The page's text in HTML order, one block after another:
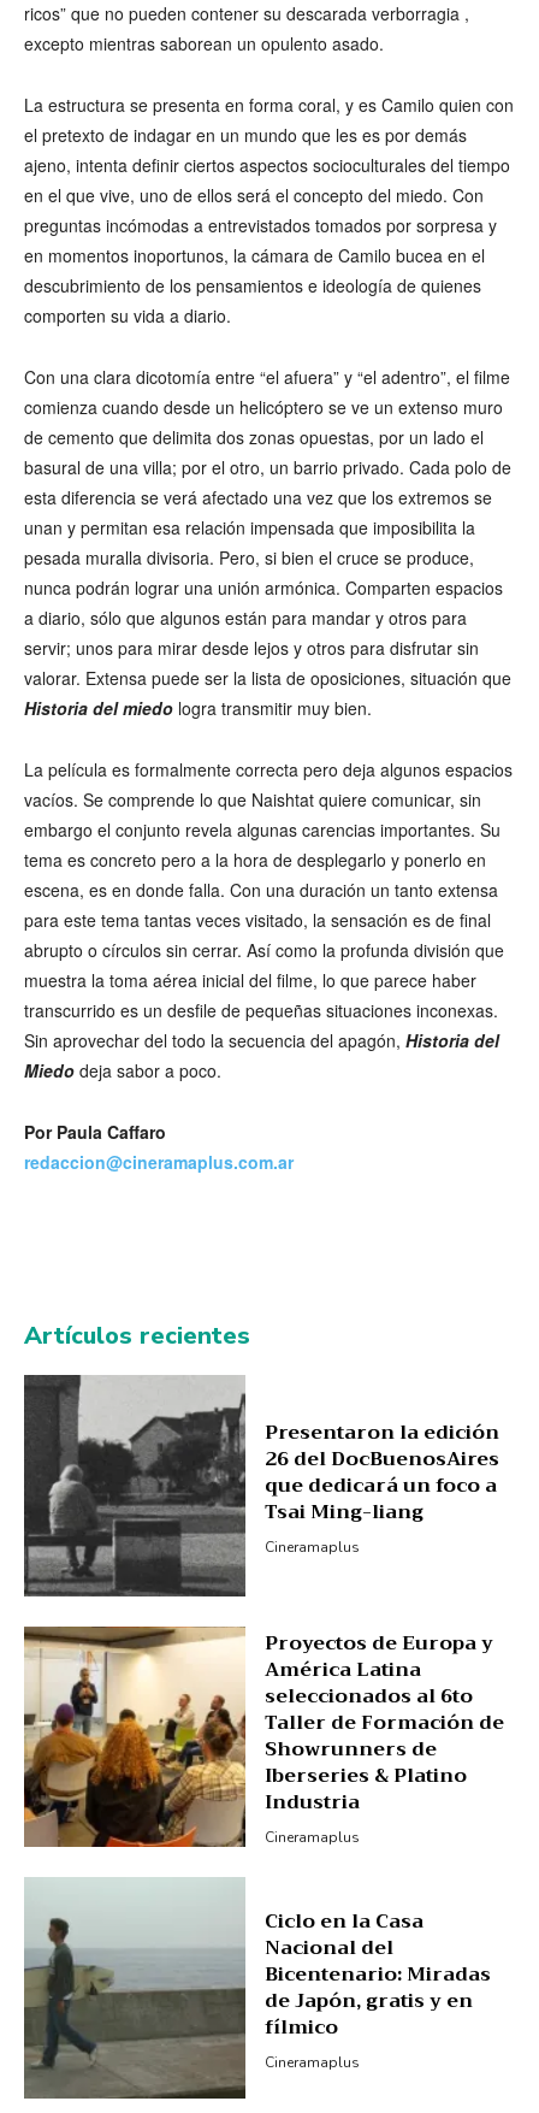
ricos” que no pueden contener su descarada verborragia ,
excepto mientras saborean un opulento asado.
La estructura se presenta en forma coral, y es Camilo quien con
el pretexto de indagar en un mundo que les es por demás
ajeno, intenta definir ciertos aspectos socioculturales del tiempo
en el que vive, uno de ellos será el concepto del miedo. Con
preguntas incómodas a entrevistados tomados por sorpresa y
en momentos inoportunos, la cámara de Camilo bucea en el
descubrimiento de los pensamientos e ideología de quienes
comporten su vida a diario.
Con una clara dicotomía entre “el afuera” y “el adentro”, el filme
comienza cuando desde un helicóptero se ve un extenso muro
de cemento que delimita dos zonas opuestas, por un lado el
basural de una villa; por el otro, un barrio privado. Cada polo de
esta diferencia se verá afectado una vez que los extremos se
unan y permitan esa relación impensada que imposibilita la
pesada muralla divisoria. Pero, si bien el cruce se produce,
nunca podrán lograr una unión armónica. Comparten espacios
a diario, sólo que algunos están para mandar y otros para
servir; unos para mirar desde lejos y otros para disfrutar sin
valorar. Extensa puede ser la lista de oposiciones, situación que
Historia del miedo logra transmitir muy bien.
La película es formalmente correcta pero deja algunos espacios
vacíos. Se comprende lo que Naishtat quiere comunicar, sin
embargo el conjunto revela algunas carencias importantes. Su
tema es concreto pero a la hora de desplegarlo y ponerlo en
escena, es en donde falla. Con una duración un tanto extensa
para este tema tantas veces visitado, la sensación es de final
abrupto o círculos sin cerrar. Así como la profunda división que
muestra la toma aérea inicial del filme, lo que parece haber
transcurrido es un desfile de pequeñas situaciones inconexas.
Sin aprovechar del todo la secuencia del apagón, Historia del
Miedo deja sabor a poco.
Por Paula Caffaro
redaccion@cineramaplus.com.ar
Artículos recientes
Presentaron la edición
26 del DocBuenosAires
que dedicará un foco a
Tsai Ming-liang
Cineramaplus
Proyectos de Europa y
América Latina
seleccionados al 6to
Taller de Formación de
Showrunners de
Iberseries & Platino
Industria
Cineramaplus
Ciclo en la Casa
Nacional del
Bicentenario: Miradas
de Japón, gratis y en
fílmico
Cineramaplus